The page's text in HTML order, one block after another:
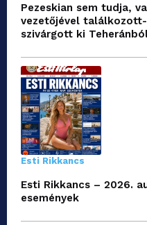
Pezeskian sem tudja,
vezetőjével
szivárgott ki
Esti Rikkancs
Esti Rikkancs – 2026.
események